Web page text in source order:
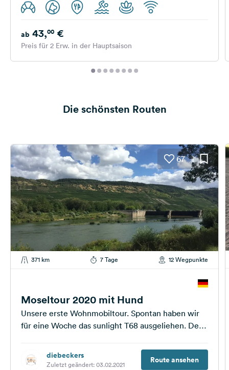
ab 43,00 €
Preis für 2 Erw. in der Hauptsaison
Die schönsten Routen
67
371 km 7 Tage 12 Wegpunkte
Moseltour 2020 mit Hund
Unsere erste Wohnmobiltour. Spontan haben wir
für eine Woche das sunlight T68 ausgeliehen. Der
diebeckers
Zuletzt geändert: 03.02.2021 Route ansehen